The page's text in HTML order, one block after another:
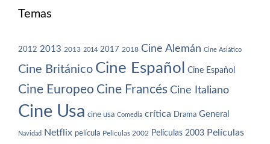
Temas
2012 2013 2013 2014 2017 2018 Cine Alemán Cine Asiático
Cine Británico Cine Español Cine Español
Cine Europeo Cine Francés Cine Italiano
Cine Usa cine usa Comedia crítica Drama General
Navidad Netflix película Películas 2002 Películas 2003 Películas